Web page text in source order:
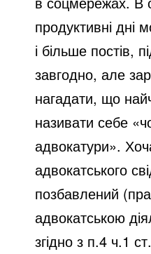
продуктивні дні
і більше постів,
завгодно, але
нагадати, що
називати себе
адвокатури».
адвокатського
позбавлений
адвокатською
згідно з п.4 ч.1